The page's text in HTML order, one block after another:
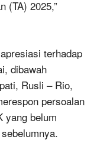
(TA) 2025,”
terhadap
dibawah
Rusli – Rio,
persoalan
yang belum